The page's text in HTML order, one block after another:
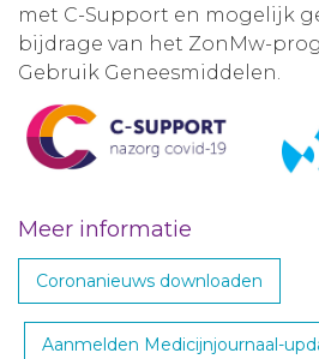
met C-Support en mogelijk
bijdrage van het ZonMw-
Gebruik Geneesmiddelen.
Meer informatie
Coronanieuws downloaden
Aanmelden Medicijnjournaal-